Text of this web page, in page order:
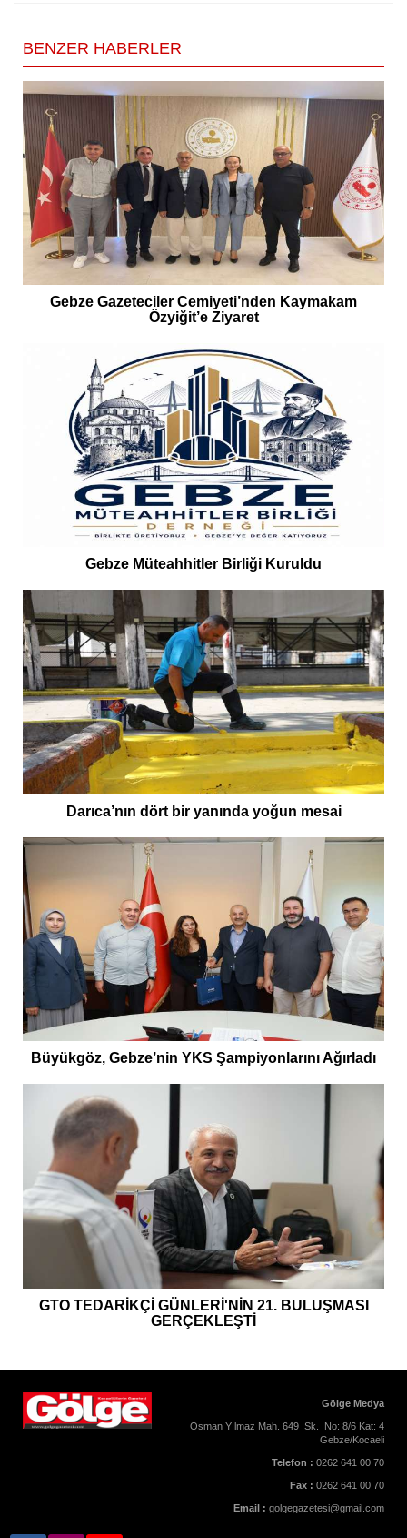
BENZER HABERLER
Gebze Gazeteciler Cemiyeti’nden Kaymakam
Özyiğit’e Ziyaret
Gebze Müteahhitler Birliği Kuruldu
Darıca’nın dört bir yanında yoğun mesai
Büyükgöz, Gebze’nin YKS Şampiyonlarını Ağırladı
GTO TEDARİKÇİ GÜNLERİ'NİN 21. BULUŞMASI
GERÇEKLEŞTİ
Gölge Medya
Osman Yılmaz Mah. 649 Sk. No: 8/6 Kat: 4
Gebze/Kocaeli
Telefon : 0262 641 00 70
Fax : 0262 641 00 70
Email : golgegazetesi@gmail.com